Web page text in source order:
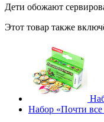
Дети обожают
Этот товар также
Набор «Почти все